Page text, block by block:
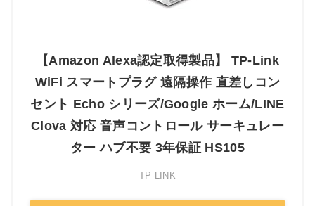
【Amazon Alexa認定取得製品】 TP-Link
WiFi スマートプラグ 遠隔操作 直差しコン
セント Echo シリーズ/Google ホーム/LINE
Clova 対応 音声コントロール サーキュレー
ター ハブ不要 3年保証 HS105
TP-LINK